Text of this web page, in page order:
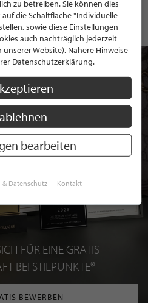
FÜR EINE GRATIS
BEI STILPUNKTE®
BEWERBEN
zu betreiben. Sie können dies
die Schaltfläche "Individuelle
sowie diese Einstellungen
auch nachträglich jederzeit
Website). Nähere Hinweise
Datenschutzerklärung.
bearbeiten
& Datenschutz Kontakt